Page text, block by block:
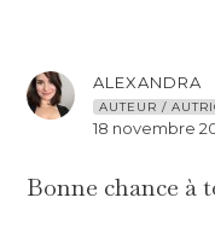
ALEXANDRA
AUTEUR /
18 novembre
Bonne chance à